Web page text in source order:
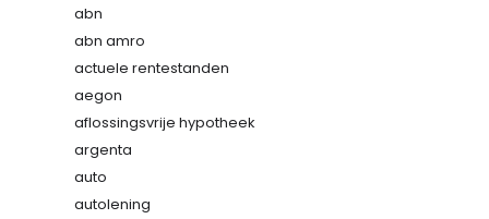
abn
abn amro
actuele rentestanden
aegon
aflossingsvrije hypotheek
argenta
auto
autolening